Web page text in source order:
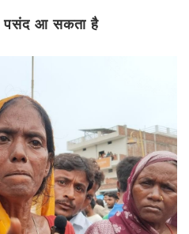
पसंद आ सकता है